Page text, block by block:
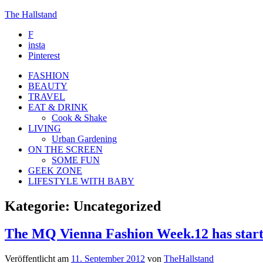
The Hallstand
F
insta
Pinterest
FASHION
BEAUTY
TRAVEL
EAT & DRINK
Cook & Shake
LIVING
Urban Gardening
ON THE SCREEN
SOME FUN
GEEK ZONE
LIFESTYLE WITH BABY
Kategorie: Uncategorized
The MQ Vienna Fashion Week.12 has
Veröffentlicht am 11. September 2012 von TheHallstand